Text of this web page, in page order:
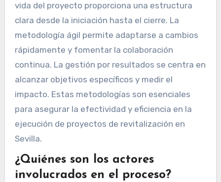
vida del proyecto proporciona una estructura
clara desde la iniciación hasta el cierre. La
metodología ágil permite adaptarse a cambios
rápidamente y fomentar la colaboración
continua. La gestión por resultados se centra en
alcanzar objetivos específicos y medir el
impacto. Estas metodologías son esenciales
para asegurar la efectividad y eficiencia en la
ejecución de proyectos de revitalización en
Sevilla.
¿Quiénes son los actores
involucrados en el proceso?